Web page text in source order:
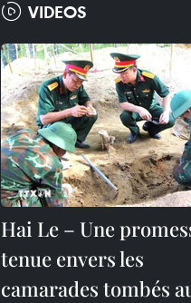
VIDEOS
Hai Le – Une
tenue envers les
camarades tombés